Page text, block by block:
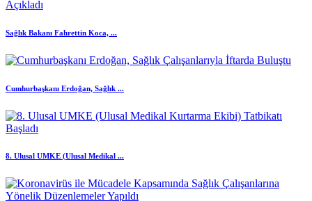
Sağlık Bakanı Fahrettin Koca, ...
Cumhurbaşkanı Erdoğan, Sağlık ...
8. Ulusal UMKE (Ulusal Medikal ...